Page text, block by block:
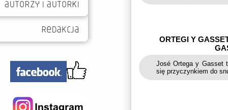
ORTEGI Y
José Ortega y Gasset
się przyczynkiem do